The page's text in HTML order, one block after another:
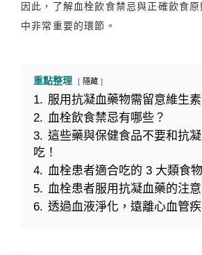
因此，了解血栓飲食禁忌與正確飲食
中非常重要的環節。
重點整理 隱藏
1. 服用抗凝血藥物需留意維生
2. 血栓飲食禁忌有哪些？
3. 這些藥與保健食品不要和抗
吃！
4. 血栓患者適合吃的 3 大類食物
5. 血栓患者服用抗凝血藥的注
6. 透過血液淨化，遠離心血管疾